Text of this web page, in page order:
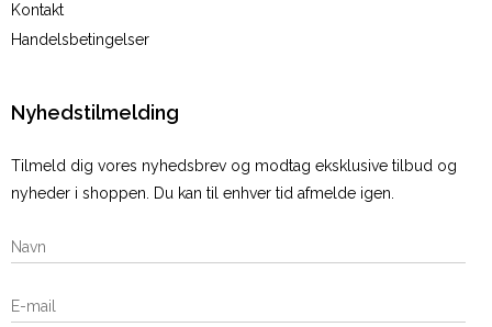
Kontakt
Handelsbetingelser
Nyhedstilmelding
Tilmeld dig vores nyhedsbrev og modtag eksklusive tilbud og
nyheder i shoppen. Du kan til enhver tid afmelde igen.